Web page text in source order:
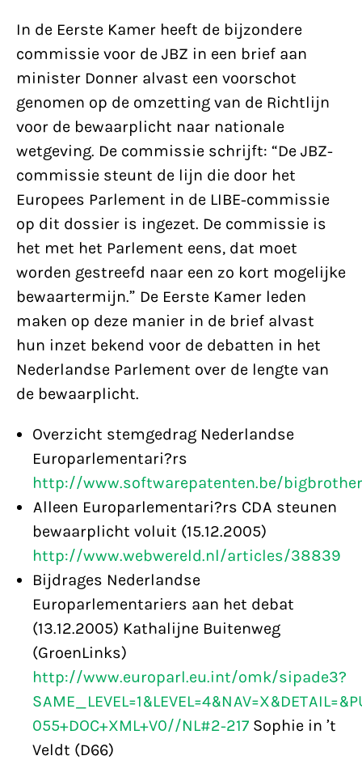
In de Eerste Kamer heeft de bijzondere
commissie voor de JBZ in een brief aan
minister Donner alvast een voorschot
genomen op de omzetting van de Richtlijn
voor de bewaarplicht naar nationale
wetgeving. De commissie schrijft: “De JBZ-
commissie steunt de lijn die door het
Europees Parlement in de LIBE-commissie
op dit dossier is ingezet. De commissie is
het met het Parlement eens, dat moet
worden gestreefd naar een zo kort mogelijke
bewaartermijn.” De Eerste Kamer leden
maken op deze manier in de brief alvast
hun inzet bekend voor de debatten in het
Nederlandse Parlement over de lengte van
de bewaarplicht.
Overzicht stemgedrag Nederlandse
Europarlementari?rs
http://www.softwarepatenten.be/bigbrother
Alleen Europarlementari?rs CDA steunen
bewaarplicht voluit (15.12.2005)
http://www.webwereld.nl/articles/38839
Bijdrages Nederlandse
Europarlementariers aan het debat
(13.12.2005) Kathalijne Buitenweg
(GroenLinks)
http://www.europarl.eu.int/omk/sipade3?
055+DOC+XML+V0//NL#2-217 Sophie in ’t
Veldt (D66)